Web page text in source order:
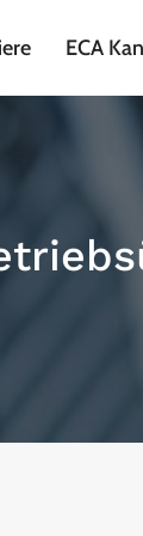
ECA